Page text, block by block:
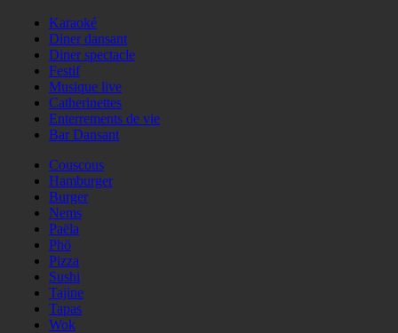
Karaoké
Diner dansant
Diner spectacle
Festif
Musique live
Catherinettes
Enterrements de vie
Bar Dansant
Couscous
Hamburger
Burger
Nems
Paëla
Phö
Pizza
Sushi
Tajine
Tapas
Wok